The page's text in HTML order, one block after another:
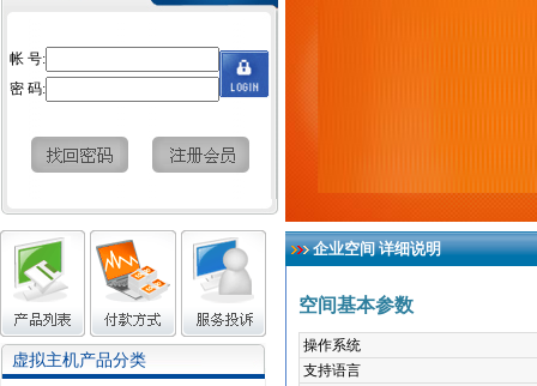
帐 号:
密 码:
虚拟主机产品分类
企业空间 详细说明
空间基本参数
操作系统
支持语言